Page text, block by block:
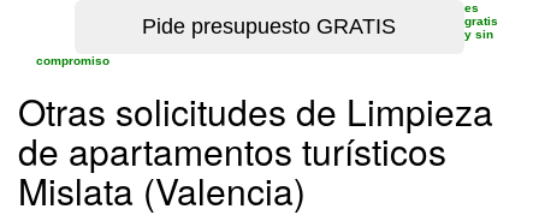
es
gratis
y sin
compromiso
Otras solicitudes de Limpieza
de apartamentos turísticos
Mislata (Valencia)